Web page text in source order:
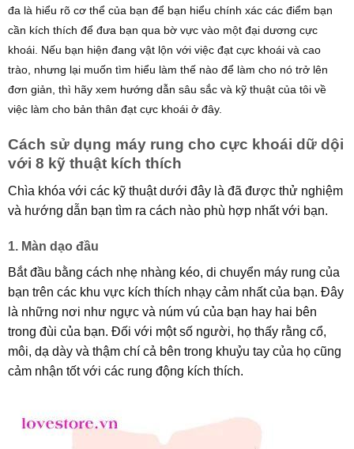
đa là hiểu rõ cơ thể của bạn để bạn hiểu chính xác các điểm bạn
cần kích thích để đưa bạn qua bờ vực vào một đại dương cực
khoái. Nếu bạn hiện đang vật lộn với việc đạt cực khoái và cao
trào, nhưng lại muốn tìm hiểu làm thế nào để làm cho nó trở lên
đơn giản, thì hãy xem hướng dẫn sâu sắc và kỹ thuật của tôi về
việc làm cho bản thân đạt cực khoái ở đây.
Cách sử dụng máy rung cho cực khoái dữ dội
với 8 kỹ thuật kích thích
Chìa khóa với các kỹ thuật dưới đây là đã được thử nghiệm
và hướng dẫn bạn tìm ra cách nào phù hợp nhất với bạn.
1. Màn dạo đầu
Bắt đầu bằng cách nhẹ nhàng kéo, di chuyển máy rung của
bạn trên các khu vực kích thích nhạy cảm nhất của bạn. Đây
là những nơi như ngực và núm vú của bạn hay hai bên
trong đùi của bạn. Đối với một số người, họ thấy rằng cổ,
môi, dạ dày và thậm chí cả bên trong khuỷu tay của họ cũng
cảm nhận tốt với các rung động kích thích.